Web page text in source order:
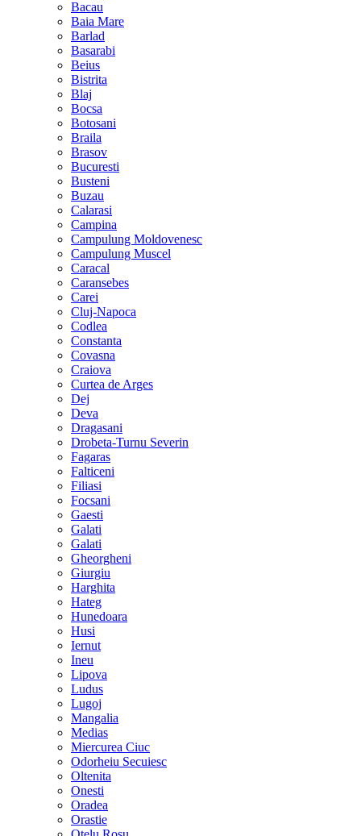
Bacau
Baia Mare
Barlad
Basarabi
Beius
Bistrita
Blaj
Bocsa
Botosani
Braila
Brasov
Bucuresti
Busteni
Buzau
Calarasi
Campina
Campulung Moldovenesc
Campulung Muscel
Caracal
Caransebes
Carei
Cluj-Napoca
Codlea
Constanta
Covasna
Craiova
Curtea de Arges
Dej
Deva
Dragasani
Drobeta-Turnu Severin
Fagaras
Falticeni
Filiasi
Focsani
Gaesti
Galati
Galati
Gheorgheni
Giurgiu
Harghita
Hateg
Hunedoara
Husi
Iernut
Ineu
Lipova
Ludus
Lugoj
Mangalia
Medias
Miercurea Ciuc
Odorheiu Secuiesc
Oltenita
Onesti
Oradea
Orastie